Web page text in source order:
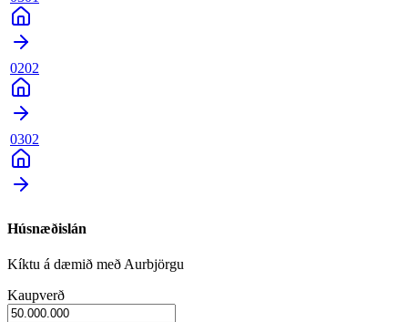
0202
0302
Húsnæðislán
Kíktu á dæmið með Aurbjörgu
Kaupverð